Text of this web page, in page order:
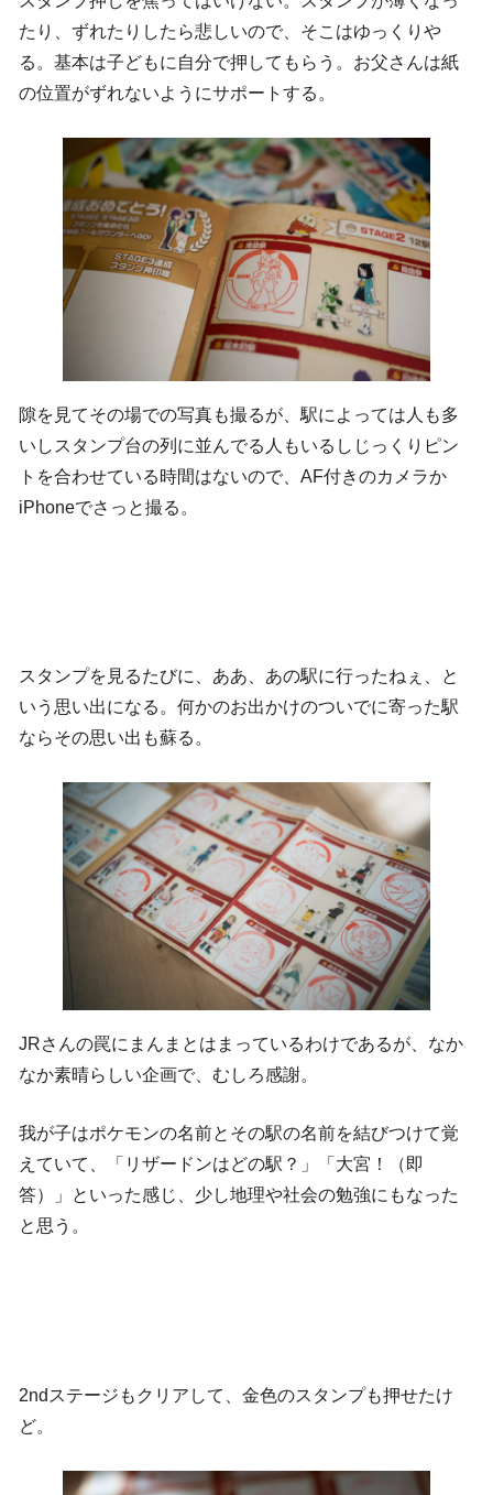
たり、ずれたりしたら悲しいので、そこはゆっくりや
る。基本は子どもに自分で押してもらう。お父さんは紙
の位置がずれないようにサポートする。
隙を見てその場での写真も撮るが、駅によっては人も多
いしスタンプ台の列に並んでる人もいるしじっくりピン
トを合わせている時間はないので、AF付きのカメラか
iPhoneでさっと撮る。
スタンプを見るたびに、ああ、あの駅に行ったねぇ、と
いう思い出になる。何かのお出かけのついでに寄った駅
ならその思い出も蘇る。
JRさんの罠にまんまとはまっているわけであるが、なか
なか素晴らしい企画で、むしろ感謝。
我が子はポケモンの名前とその駅の名前を結びつけて覚
えていて、「リザードンはどの駅？」「大宮！（即
答）」といった感じ、少し地理や社会の勉強にもなった
と思う。
2ndステージもクリアして、金色のスタンプも押せたけ
ど。